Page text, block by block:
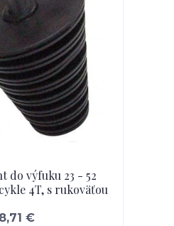
do výfuku 23 - 52
4T, s rukoväťou
8,71 €